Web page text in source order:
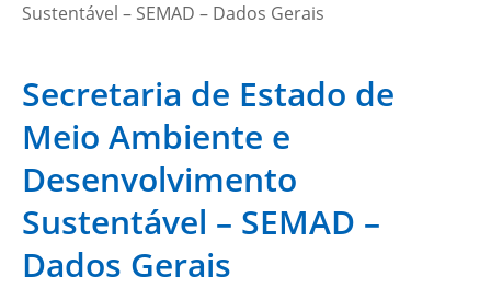
Sustentável – SEMAD – Dados Gerais
Secretaria de Estado de
Meio Ambiente e
Desenvolvimento
Sustentável – SEMAD –
Dados Gerais